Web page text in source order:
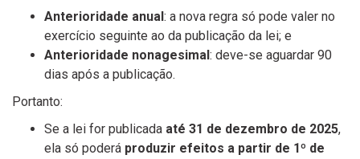
Anterioridade anual: a nova regra só pode valer no
exercício seguinte ao da publicação da lei; e
Anterioridade nonagesimal: deve-se aguardar 90
dias após a publicação.
Portanto:
Se a lei for publicada até 31 de dezembro de 2025,
ela só poderá produzir efeitos a partir de 1º de